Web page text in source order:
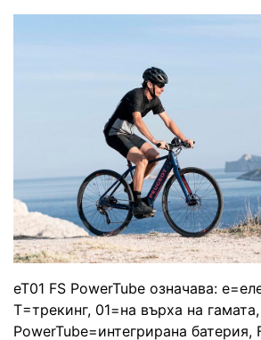
eT01 FS PowerTube означава:
T=трекинг, 01=на върха на гамата,
PowerTube=интегрирана батерия,